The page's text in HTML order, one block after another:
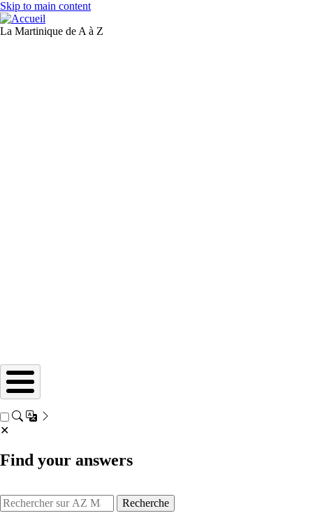
Skip to main content
La Martinique de A à Z
✕
Find your answers
Recherche